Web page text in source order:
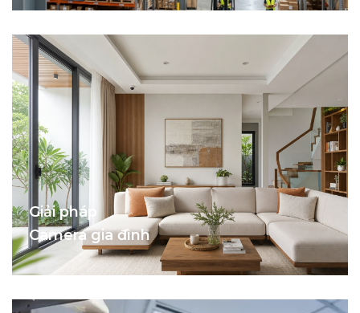
Giải pháp
Camera gia đình